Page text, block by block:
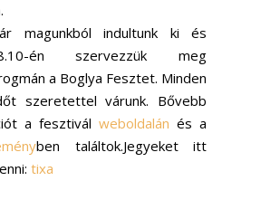
magunkból indultunk ki és
én szervezzük meg
a Boglya Fesztet. Minden
szeretettel várunk. Bővebb
a fesztiválweboldalán és a
ben találtok.Jegyeket itt
tixa